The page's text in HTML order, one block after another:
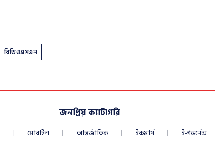
বিডিওএসএন
জনপ্রিয় ক্যাটাগরি
মোবাইল আন্তর্জাতিক ইকমার্স ই-গভর্নেন্স